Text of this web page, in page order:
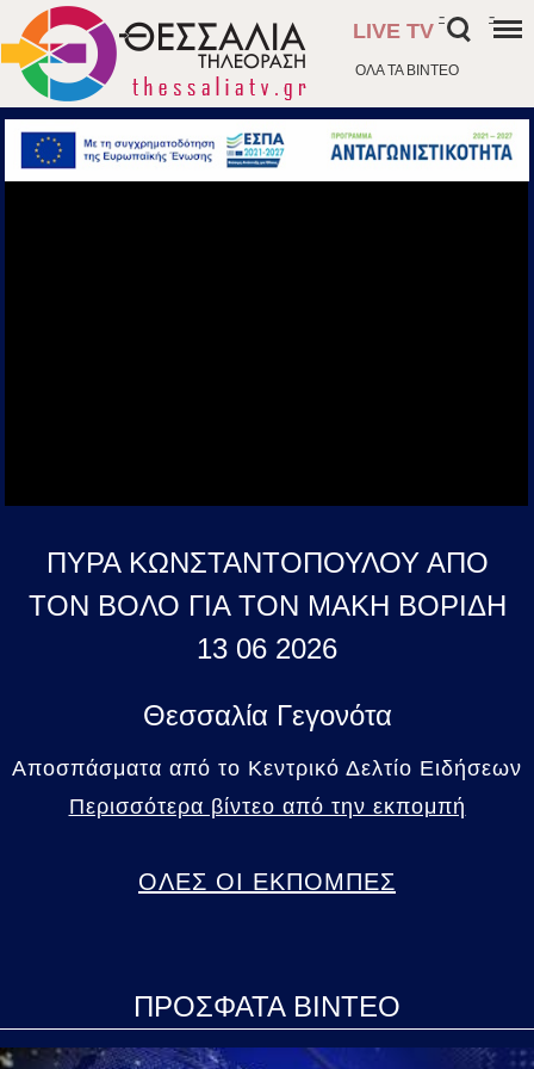
ΟΛΑ ΤΑ ΒΙΝΤΕΟ
LIVE TV
- -
ΠΥΡΑ ΚΩΝΣΤΑΝΤΟΠΟΥΛΟΥ ΑΠΟ
ΤΟΝ ΒΟΛΟ ΓΙΑ ΤΟΝ ΜΑΚΗ ΒΟΡΙΔΗ
13 06 2026
Θεσσαλία Γεγονότα
Αποσπάσματα από το Κεντρικό Δελτίο Ειδήσεων
Περισσότερα βίντεο από την εκπομπή
ΟΛΕΣ ΟΙ ΕΚΠΟΜΠΕΣ
ΠΡΟΣΦΑΤΑ ΒΙΝΤΕΟ